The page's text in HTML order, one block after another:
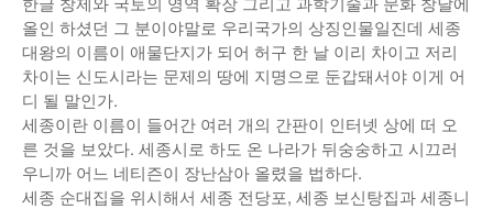
올인 하셨던 그 분이야말로 우리국가의 상징인물일진데 세종
대왕의 이름이 애물단지가 되어 허구 한 날 이리 차이고 저리
차이는 신도시라는 문제의 땅에 지명으로 둔갑돼서야 이게 어
디 될 말인가.
세종이란 이름이 들어간 여러 개의 간판이 인터넷 상에 떠 오
른 것을 보았다. 세종시로 하도 온 나라가 뒤숭숭하고 시끄러
우니까 어느 네티즌이 장난삼아 올렸을 법하다.
세종 순대집을 위시해서 세종 전당포, 세종 보신탕집과 세종니